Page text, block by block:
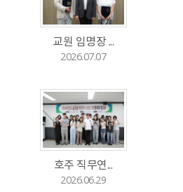
교원 임명장 ...
2026.07.07
호주 직무연...
2026.06.29